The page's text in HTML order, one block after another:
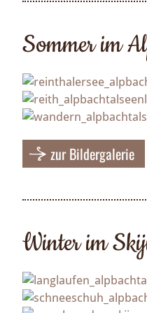
Sommer im
zur Bildergalerie
Winter im